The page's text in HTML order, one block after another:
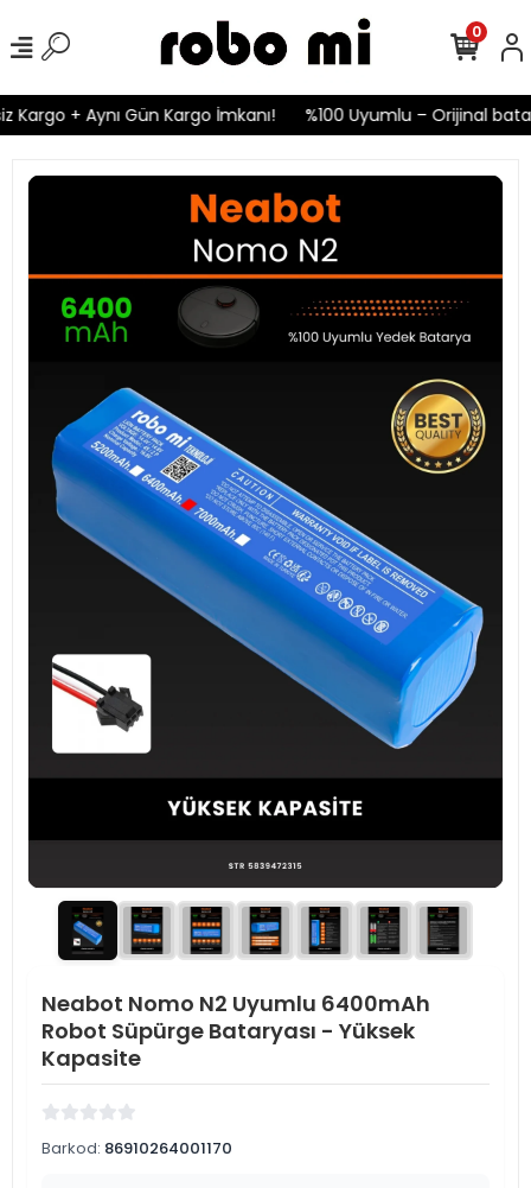
+ Aynı Gün Kargo İmkanı! %100 Uyumlu – Orijinal
0
Neabot Nomo N2 Uyumlu 6400mAh
Robot Süpürge Bataryası - Yüksek
Kapasite
Barkod: 86910264001170